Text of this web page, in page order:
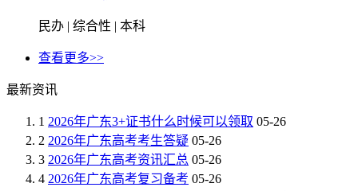
民办 | 综合性 | 本科
查看更多>>
最新资讯
1 2026年广东3+证书什么时候可以领取 05-26
2 2026年广东高考考生答疑 05-26
3 2026年广东高考资讯汇总 05-26
4 2026年广东高考复习备考 05-26